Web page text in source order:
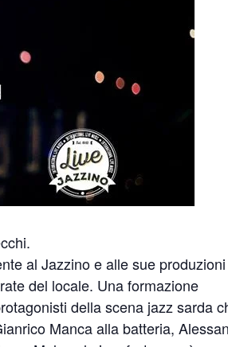
al Jazzino e alle sue produzioni
del locale. Una formazione
della scena jazz sarda
Manca alla batteria,